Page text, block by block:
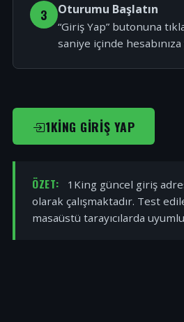
3 Oturumu Başlatın
“Giriş Yap” butonuna
saniye içinde
1KING GIRIŞ YAP
ÖZET:
1King güncel giriş
olarak çalışmaktadır. Test
masaüstü tarayıcılarda